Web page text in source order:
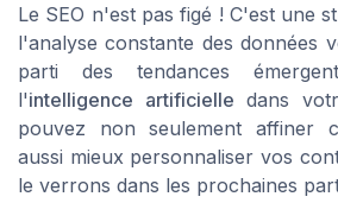
Le SEO n'est pas figé ! C'est une
l'analyse constante des données
parti des tendances
l'intelligence artificielle dans
pouvez non seulement affiner
aussi mieux personnaliser vos
le verrons dans les prochaines